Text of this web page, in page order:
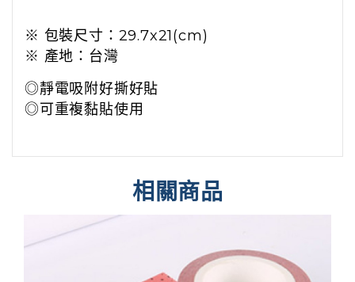
※ 包裝尺寸：29.7x21(cm)
※ 產地：台灣
◎靜電吸附好撕好貼
◎可重複黏貼使用
相關商品